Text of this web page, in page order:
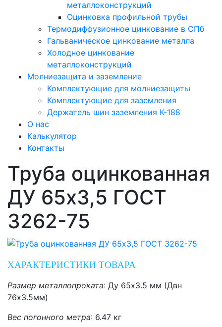
металлоконструкций
Оцинковка профильной трубы
Термодиффузионное цинкование в СПб
Гальваническое цинкование металла
Холодное цинкование
металлоконструкций
Молниезащита и заземление
Комплектующие для молниезащиты
Комплектующие для заземления
Держатель шин заземления К-188
О нас
Калькулятор
Контакты
Труба оцинкованная
ДУ 65х3,5 ГОСТ
3262-75
ХАРАКТЕРИСТИКИ ТОВАРА
Размер металлопроката: Ду 65х3.5 мм (Двн
76х3.5мм)
Вес погонного метра: 6.47 кг